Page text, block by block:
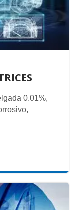
0.01%,